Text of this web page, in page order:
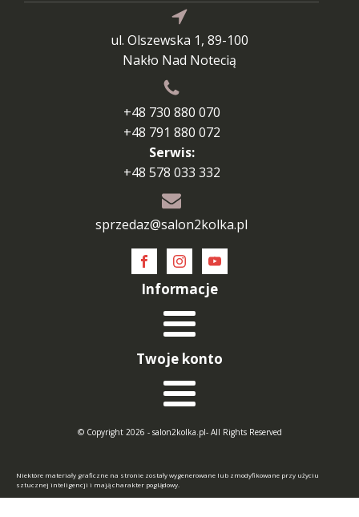
ul. Olszewska 1, 89-100
Nakło Nad Notecią
+48 730 880 070
+48 791 880 072
Serwis:
+48 578 033 332
sprzedaz@salon2kolka.pl
Informacje
Twoje konto
© Copyright 2026 - salon2kolka.pl- All Rights Reserved
Niektóre materiały graficzne na stronie zostały wygenerowane lub zmodyfikowane przy użyciu
sztucznej inteligencji i mają charakter poglądowy.